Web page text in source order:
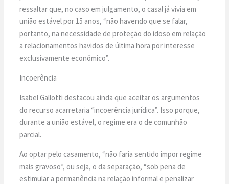
ressaltar que, no caso em julgamento, o casal já vivia em
união estável por 15 anos, “não havendo que se falar,
portanto, na necessidade de proteção do idoso em relação
a relacionamentos havidos de última hora por interesse
exclusivamente econômico”.
Incoerência
Isabel Gallotti destacou ainda que aceitar os argumentos
do recurso acarretaria “incoerência jurídica”. Isso porque,
durante a união estável, o regime era o de comunhão
parcial.
Ao optar pelo casamento, “não faria sentido impor regime
mais gravoso”, ou seja, o da separação, “sob pena de
estimular a permanência na relação informal e penalizar